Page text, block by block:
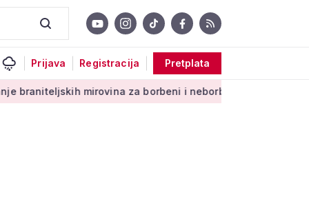
Prijava Registracija Pretplata
mirovina za borbeni i neborbeni sektor od početka 2027.